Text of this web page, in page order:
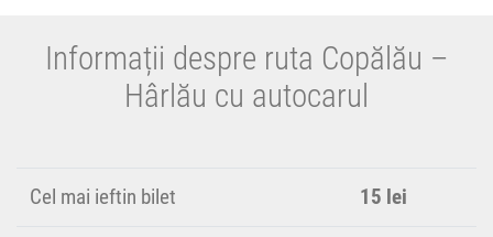
Informații despre ruta Copălău –
Hârlău cu autocarul
Cel mai ieftin bilet 15 lei